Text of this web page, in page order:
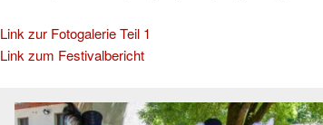
Link zur Fotogalerie Teil 1
Link zum Festivalbericht